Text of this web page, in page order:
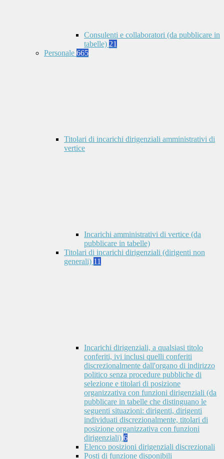
Consulenti e collaboratori (da pubblicare in
tabelle) 21
Personale 665
Titolari di incarichi dirigenziali amministrativi di
vertice
Incarichi amministrativi di vertice (da
pubblicare in tabelle)
Titolari di incarichi dirigenziali (dirigenti non
generali) 11
Incarichi dirigenziali, a qualsiasi titolo
conferiti, ivi inclusi quelli conferiti
discrezionalmente dall'organo di indirizzo
politico senza procedure pubbliche di
selezione e titolari di posizione
organizzativa con funzioni dirigenziali (da
pubblicare in tabelle che distinguano le
seguenti situazioni: dirigenti, dirigenti
individuati discrezionalmente, titolari di
posizione organizzativa con funzioni
dirigenziali) 6
Elenco posizioni dirigenziali discrezionali
Posti di funzione disponibili